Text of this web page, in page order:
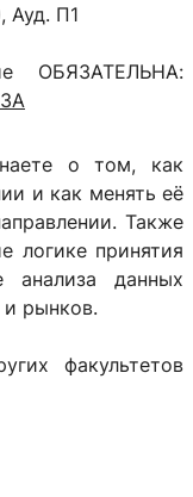
Ауд. П1
ОБЯЗАТЕЛЬНА:
о том, как
и как менять её
Также
логике принятия
данных
и рынков.
факультетов